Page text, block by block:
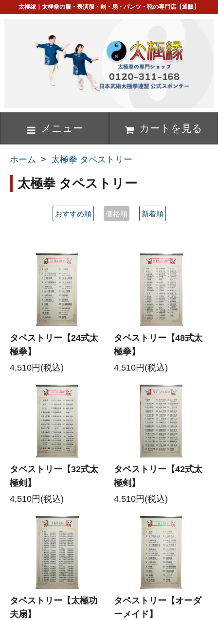
太極縁｜太極拳の服・表演服・剣・扇・パンツ・靴の専門店【通販】
メニュー カートを見る
ホーム > 太極拳 タペストリー
太極拳 タペストリー
おすすめ順 価格順 新着順
タペストリー【24式太
極拳】
4,510円(税込)
タペストリー【48式太
極拳】
4,510円(税込)
タペストリー【32式太
極剣】
4,510円(税込)
タペストリー【42式太
極剣】
4,510円(税込)
タペストリー【太極功
夫扇】
タペストリー【オーダ
ーメイド】